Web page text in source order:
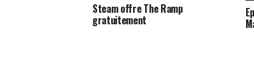
Steam offre The Ramp
gratuitement